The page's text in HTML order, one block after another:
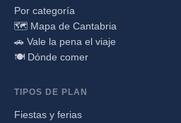
Por categoría
🗺️ Mapa de Cantabria
🚗 Vale la pena el viaje
🍽️ Dónde comer
TIPOS DE PLAN
Fiestas y ferias